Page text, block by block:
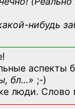
нибудь
аспекты
бл…» ;-)
люди. Слово